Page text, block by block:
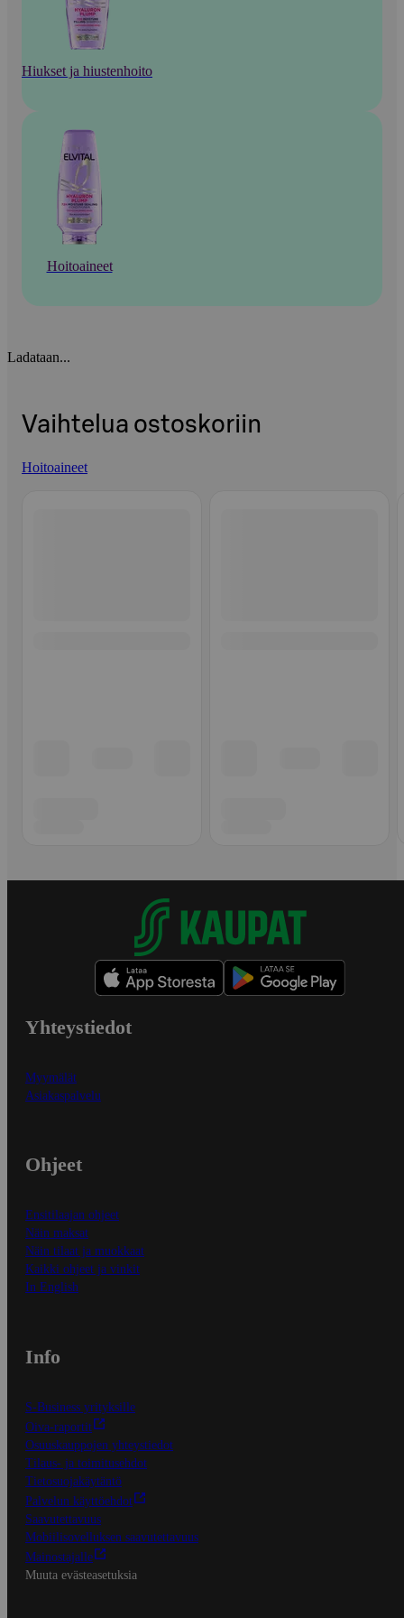
Hiukset ja hiustenhoito
Hoitoaineet
Ladataan...
Vaihtelua ostoskoriin
Hoitoaineet
Yhteystiedot
Myymälät
Asiakaspalvelu
Ohjeet
Ensitilaajan ohjeet
Näin maksat
Näin tilaat ja muokkaat
Kaikki ohjeet ja vinkit
In English
Info
S-Business yrityksille
Oiva-raportit
Osuuskauppojen yhteystiedot
Tilaus- ja toimitusehdot
Tietosuojakäytäntö
Palvelun käyttöehdot
Saavutettavuus
Mobiilisovelluksen saavutettavuus
Mainostajalle
Muuta evästeasetuksia